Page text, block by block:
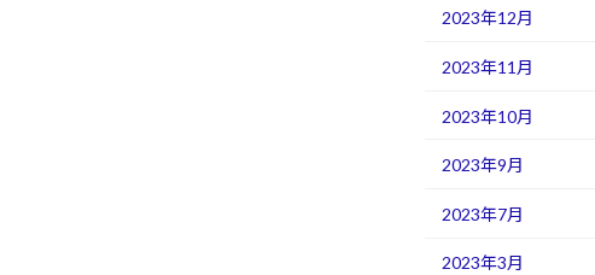
2023年12月
2023年11月
2023年10月
2023年9月
2023年7月
2023年3月